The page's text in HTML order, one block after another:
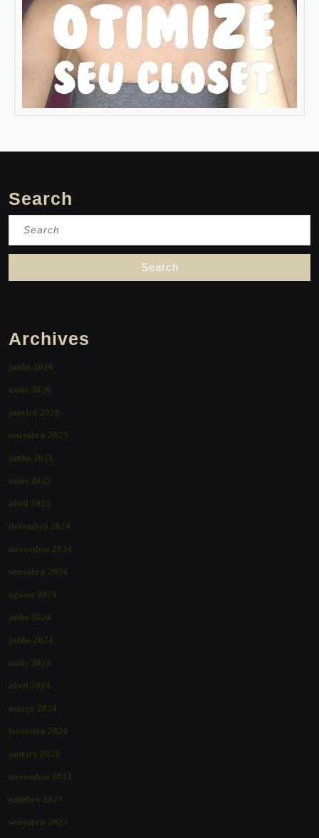
Search
Archives
junho 2026
maio 2026
janeiro 2026
setembro 2025
junho 2025
maio 2025
abril 2025
dezembro 2024
novembro 2024
setembro 2024
agosto 2024
julho 2024
junho 2024
maio 2024
abril 2024
março 2024
fevereiro 2024
janeiro 2024
novembro 2023
outubro 2023
setembro 2023